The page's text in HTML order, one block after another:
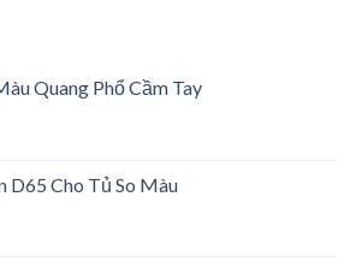
Quang Phổ Cầm Tay
D65 Cho Tủ So Màu